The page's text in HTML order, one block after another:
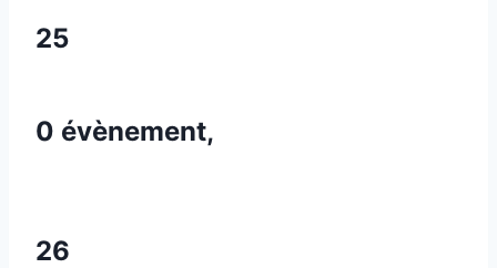
25
0 évènement,
26